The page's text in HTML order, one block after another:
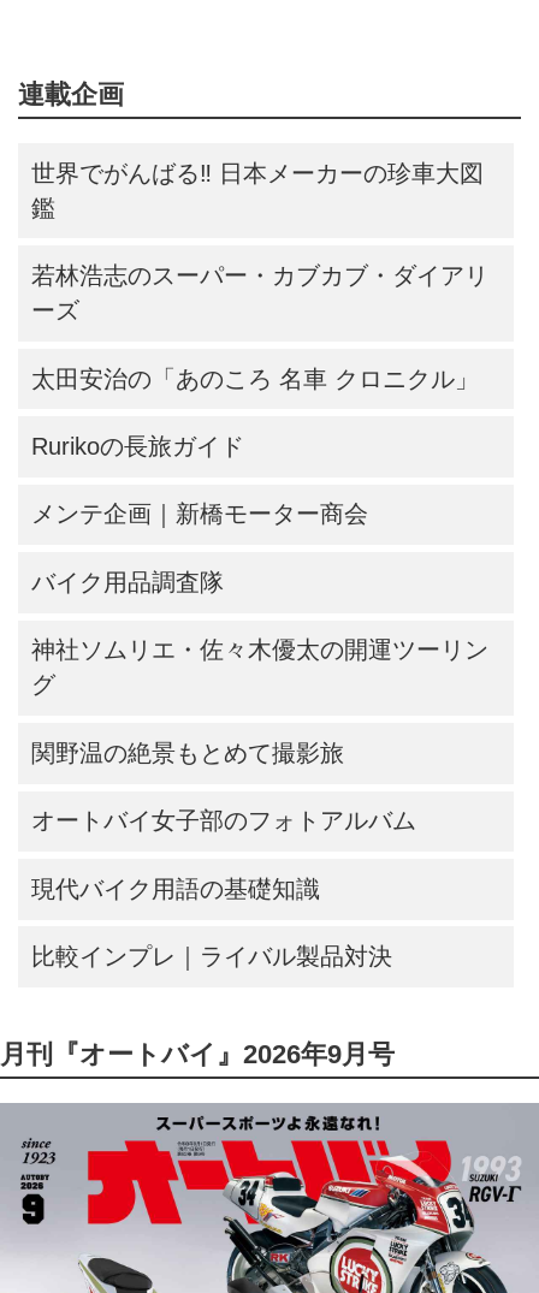
連載企画
世界でがんばる‼ 日本メーカーの珍車大図
鑑
若林浩志のスーパー・カブカブ・ダイアリ
ーズ
太田安治の「あのころ 名車 クロニクル」
Rurikoの長旅ガイド
メンテ企画｜新橋モーター商会
バイク用品調査隊
神社ソムリエ・佐々木優太の開運ツーリン
グ
関野温の絶景もとめて撮影旅
オートバイ女子部のフォトアルバム
現代バイク用語の基礎知識
比較インプレ｜ライバル製品対決
月刊『オートバイ』2026年9月号